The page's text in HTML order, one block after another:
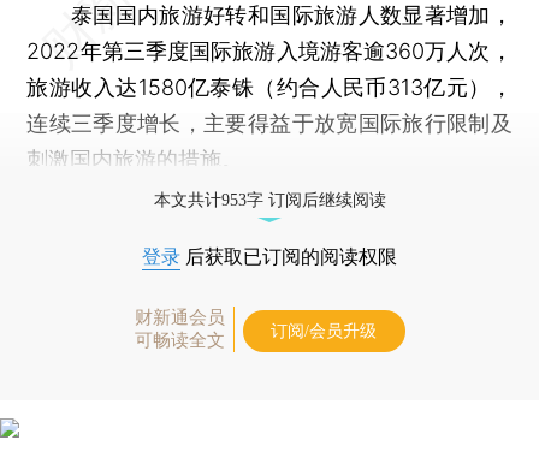
泰国国内旅游好转和国际旅游人数显著增加，
2022年第三季度国际旅游入境游客逾360万人次，
旅游收入达1580亿泰铢（约合人民币313亿元），
连续三季度增长，主要得益于放宽国际旅行限制及
刺激国内旅游的措施。
本文共计953字 订阅后继续阅读
登录 后获取已订阅的阅读权限
财新通会员
可畅读全文
订阅/会员升级